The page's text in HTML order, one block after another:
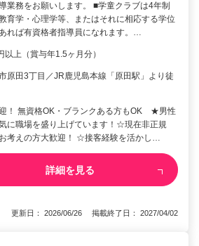
業務をお願いします。 ■学童クラブは4年制
育学・心理学等、またはそれに相応する学位
あれば有資格者指導員になれます。…
以上（賞与年1.5ヶ月分）
原田3丁目／JR鹿児島本線「原田駅」より徒
！ 無資格OK・ブランクある方もOK ★男性
に職場を盛り上げています！☆現在非正規
考えの方大歓迎！ ☆接客経験を活かし…
詳細を見る
更新日： 2026/06/26 掲載終了日： 2027/04/02